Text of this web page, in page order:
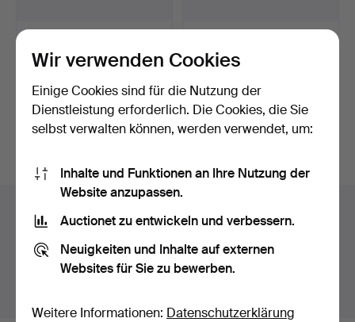
Tischuhr.
Beendet 30. Jan 2016
1 Gebot
1.388 USD
Ausgewähltes
Jahre.
Beendet 23. Mai 2014
5 Gebote
347 USD
Sie suchen in unserem Archiv der beendeten
Auktionen.
Wir verwenden Cookies
Einige Cookies sind für die Nutzung der
Dienstleistung erforderlich. Die Cookies, die Sie
selbst verwalten können, werden verwendet, um:
Inhalte und Funktionen an Ihre Nutzung der
Website anzupassen.
Auctionet zu entwickeln und verbessern.
Neuigkeiten und Inhalte auf externen
Websites für Sie zu bewerben.
Weitere Informationen: Datenschutzerklärung